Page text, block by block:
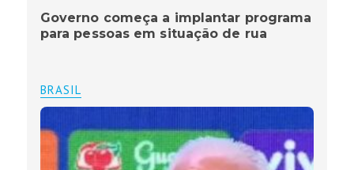
Governo começa a implantar programa
para pessoas em situação de rua
BRASIL